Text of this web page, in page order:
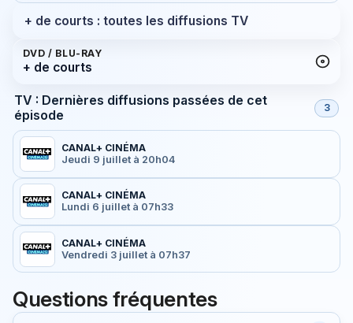
+ de courts : toutes les diffusions TV
DVD / BLU-RAY
+ de courts
TV : Dernières diffusions passées de cet
épisode
3
CANAL+ CINÉMA
Jeudi 9 juillet à 20h04
CANAL+ CINÉMA
Lundi 6 juillet à 07h33
CANAL+ CINÉMA
Vendredi 3 juillet à 07h37
Questions fréquentes